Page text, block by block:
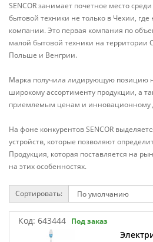
SENCOR занимает почетное место
бытовой техники не только в Чехии,
компании. Это первая компания по
малой бытовой техники на территории
Польше и Венгрии.
Марка получила лидирующую позицию
широкому ассортименту продукции, а
приемлемым ценам и инновационному
На фоне конкурентов SENCOR
устройств, которые позволяют
Продукция, которая поставляется на
на этих особенностях.
Сортировать:
Код: 643444 Под заказ